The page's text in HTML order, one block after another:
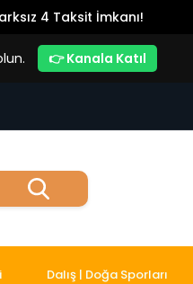
4 Taksit İmkanı!
👉 Kanala Katıl
Dalış | Doğa Sporları